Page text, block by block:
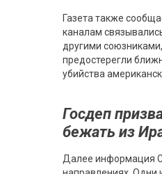
Газета также
каналам
другими
предостерегли
убийства
Госдеп
бежать из
Далее информация